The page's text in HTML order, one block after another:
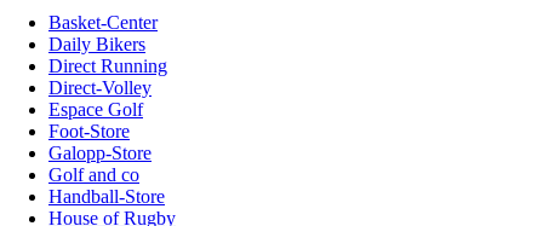
Basket-Center
Daily Bikers
Direct Running
Direct-Volley
Espace Golf
Foot-Store
Galopp-Store
Golf and co
Handball-Store
House of Rugby